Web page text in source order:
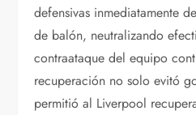
defensivas inmediatamente
de balón, neutralizando
contraataque del equipo
recuperación no solo evitó
permitió al Liverpool